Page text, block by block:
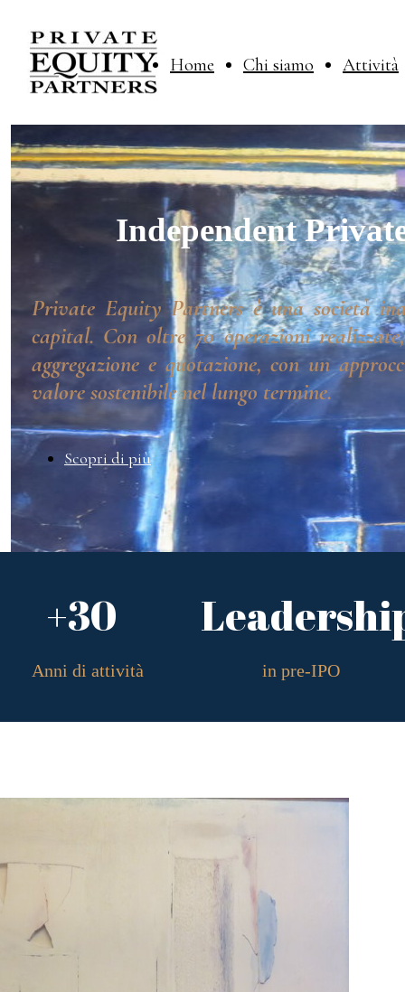
Home Chi siamo Attività
Independent
Private Equity Partners è una società
capital. Con oltre 70 operazioni
aggregazione e quotazione, con un
valore sostenibile nel lungo termine.
Scopri di più
+30
in pre-IPO
Anni di attività